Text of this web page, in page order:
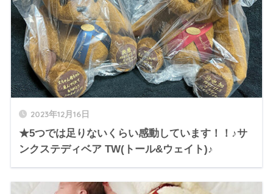
2023年12月16日
★5つでは足りないくらい感動しています！！♪サ
ンクステディベア TW(トール&ウェイト)♪